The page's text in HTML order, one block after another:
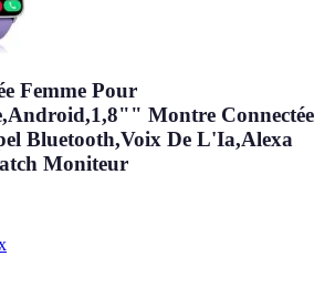
Femme Pour
Montre Connectée
Bluetooth,Voix De L'Ia,Alexa
Moniteur